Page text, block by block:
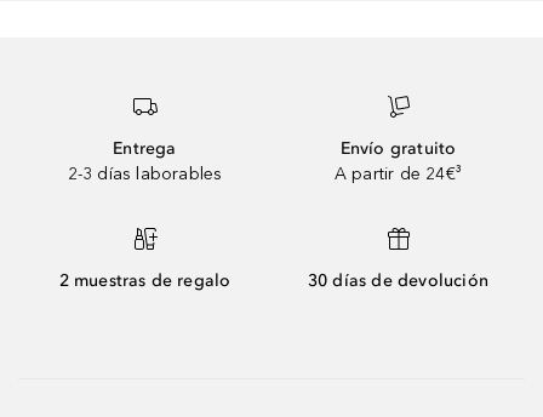
Entrega
2-3 días laborables
Envío gratuito
A partir de 24€³
2 muestras de regalo 30 días de devolución